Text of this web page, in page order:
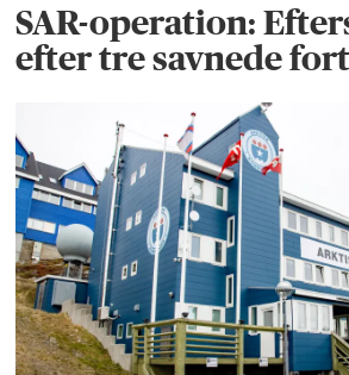
SAR-operation:
efter tre savnede